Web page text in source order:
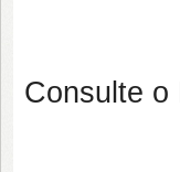
Consulte o